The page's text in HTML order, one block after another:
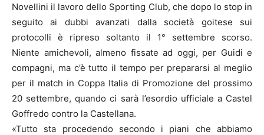
Novellini il lavoro dello Sporting Club, che dopo lo stop in
seguito ai dubbi avanzati dalla società goitese sui
protocolli è ripreso soltanto il 1° settembre scorso.
Niente amichevoli, almeno fissate ad oggi, per Guidi e
compagni, ma c’è tutto il tempo per prepararsi al meglio
per il match in Coppa Italia di Promozione del prossimo
20 settembre, quando ci sarà l’esordio ufficiale a Castel
Goffredo contro la Castellana.
«Tutto sta procedendo secondo i piani che abbiamo